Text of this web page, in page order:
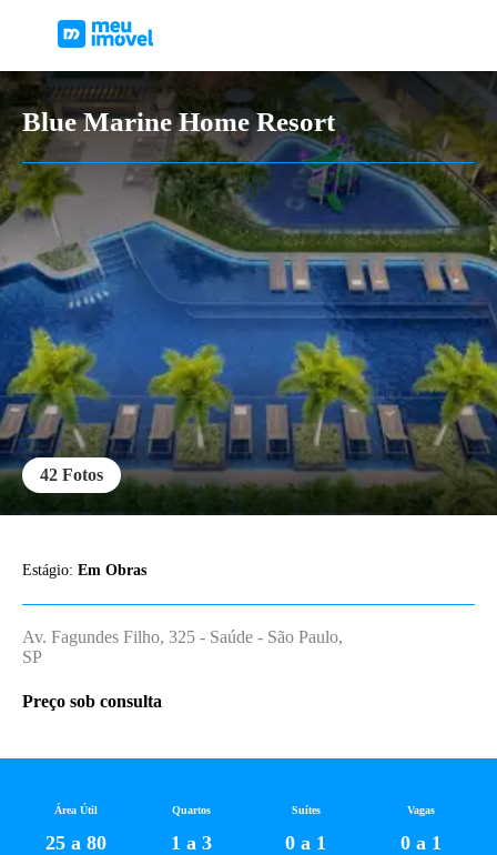
Blue Marine Home Resort
42 Fotos
Área Útil
25 a 80
Quartos
1 a 3
Suítes
0 a 1
Vagas
0 a 1
Estágio: Em Obras
Av. Fagundes Filho, 325 - Saúde - São Paulo,
SP
Preço sob consulta